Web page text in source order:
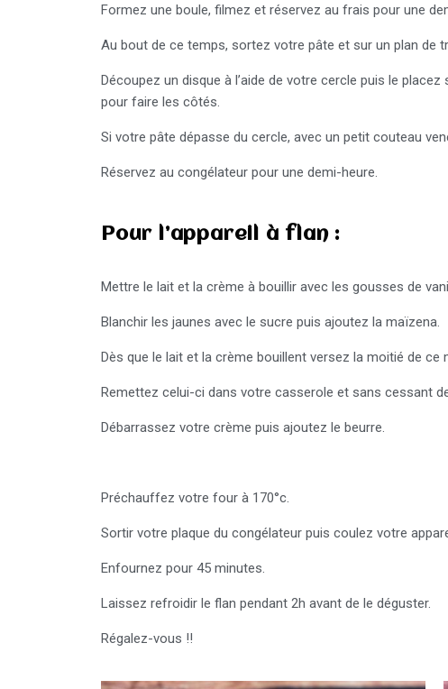
Formez une boule, filmez et réservez au frais pour une
Au bout de ce temps, sortez votre pâte et sur un plan de
Découpez un disque à l’aide de votre cercle puis le
pour faire les côtés.
Si votre pâte dépasse du cercle, avec un petit couteau
Réservez au congélateur pour une demi-heure.
Pour l’appareil à flan :
Mettre le lait et la crème à bouillir avec les gousses de
Blanchir les jaunes avec le sucre puis ajoutez la maïzena.
Dès que le lait et la crème bouillent versez la moitié de ce
Remettez celui-ci dans votre casserole et sans cessant
Débarrassez votre crème puis ajoutez le beurre.
Préchauffez votre four à 170°c.
Sortir votre plaque du congélateur puis coulez votre
Enfournez pour 45 minutes.
Laissez refroidir le flan pendant 2h avant de le déguster.
Régalez-vous !!